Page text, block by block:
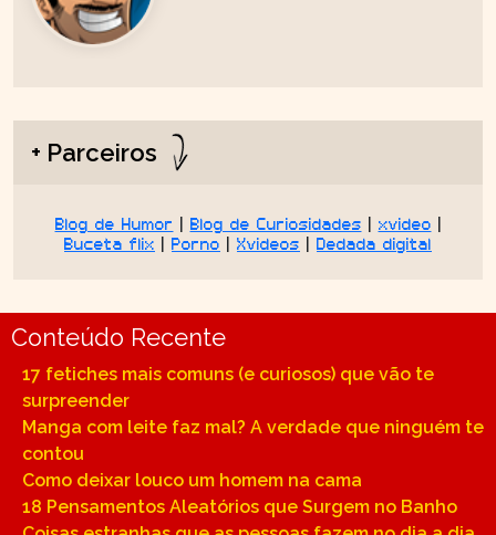
+ Parceiros
Blog de Humor | Blog de Curiosidades | xvideo |
Buceta flix | Porno | Xvideos | Dedada digital
Conteúdo Recente
17 fetiches mais comuns (e curiosos) que vão te
surpreender
Manga com leite faz mal? A verdade que ninguém te
contou
Como deixar louco um homem na cama
18 Pensamentos Aleatórios que Surgem no Banho